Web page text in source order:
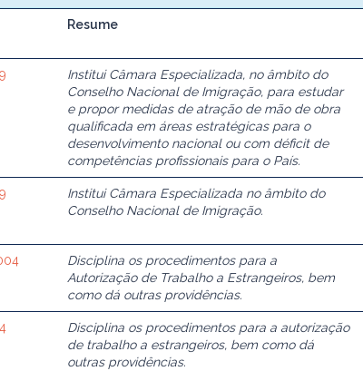
Resume
Institui Câmara Especializada, no âmbito do
Conselho Nacional de Imigração, para estudar
e propor medidas de atração de mão de obra
qualificada em áreas estratégicas para o
desenvolvimento nacional ou com déficit de
competências profissionais para o País.
Institui Câmara Especializada no âmbito do
Conselho Nacional de Imigração.
Disciplina os procedimentos para a
Autorização de Trabalho a Estrangeiros, bem
como dá outras providências.
Disciplina os procedimentos para a autorização
de trabalho a estrangeiros, bem como dá
outras providências.